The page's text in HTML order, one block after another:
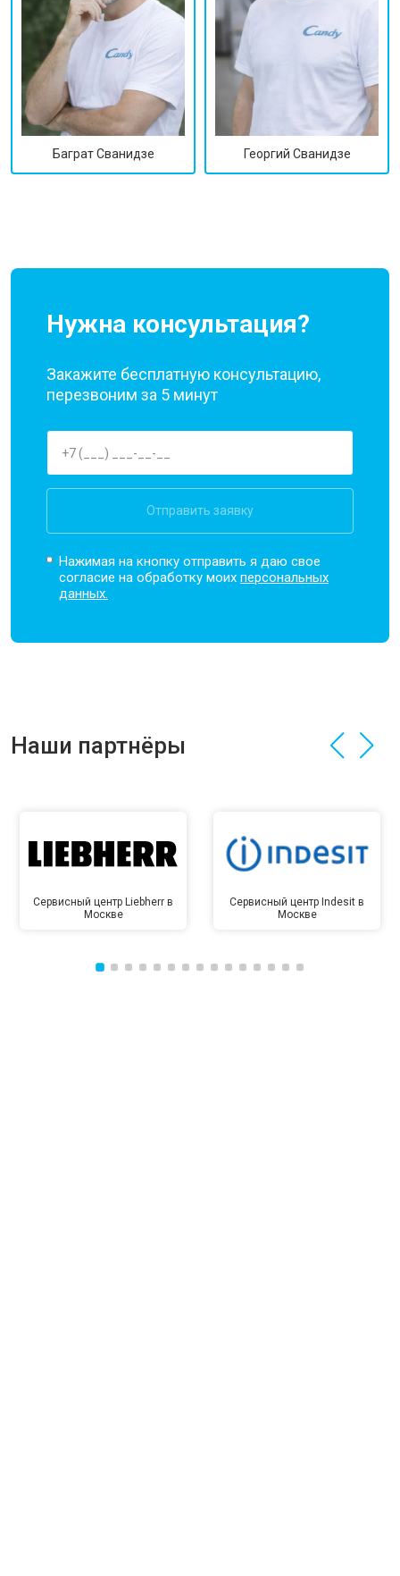
Баграт Сванидзе Георгий Сванидзе
Нужна консультация?
Закажите бесплатную консультацию,
перезвоним за 5 минут
Отправить заявку
Нажимая на кнопку отправить я даю свое
согласие на обработку моихперсональных
данных.
Наши партнёры
Сервисный центр Liebherr в
Москве
Сервисный центр Indesit в
Москве